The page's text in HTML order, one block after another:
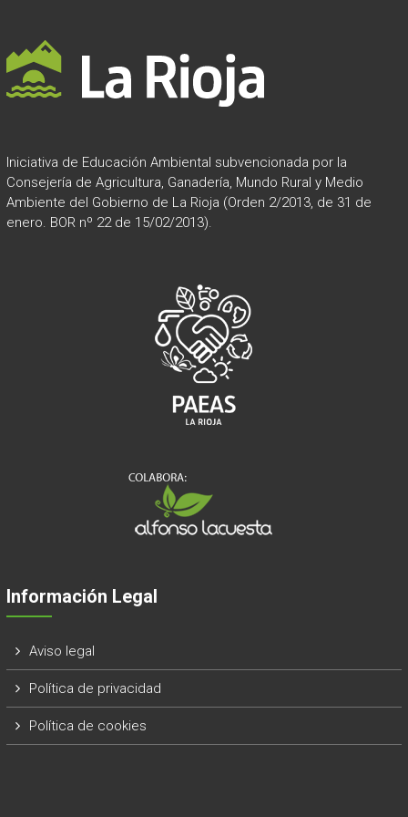
Iniciativa de Educación Ambiental subvencionada por la
Consejería de Agricultura, Ganadería, Mundo Rural y Medio
Ambiente del Gobierno de La Rioja (Orden 2/2013, de 31 de
enero. BOR nº 22 de 15/02/2013).
Información Legal
Aviso legal
Política de privacidad
Política de cookies